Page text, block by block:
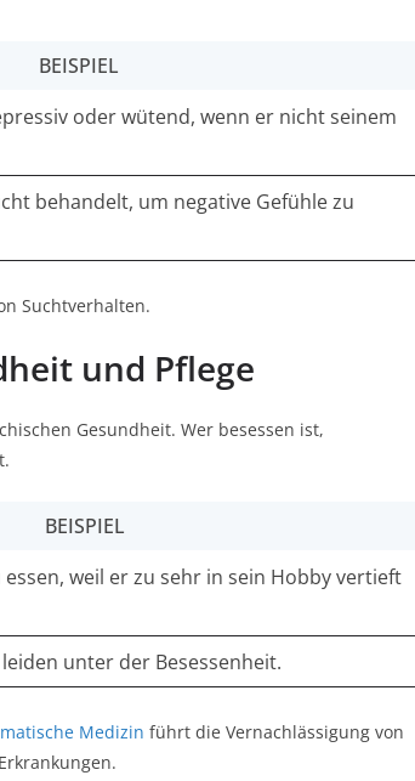
BEISPIEL
oder wütend, wenn er nicht seinem
behandelt, um negative Gefühle zu
Suchtverhalten.​
und Pflege
Gesundheit. Wer besessen ist,
BEISPIEL
weil er zu sehr in sein Hobby vertieft
unter der Besessenheit.
Medizin führt die Vernachlässigung von